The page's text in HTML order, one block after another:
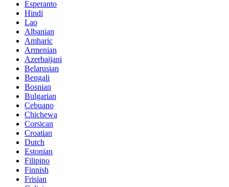
Esperanto
Hindi
Lao
Albanian
Amharic
Armenian
Azerbaijani
Belarusian
Bengali
Bosnian
Bulgarian
Cebuano
Chichewa
Corsican
Croatian
Dutch
Estonian
Filipino
Finnish
Frisian